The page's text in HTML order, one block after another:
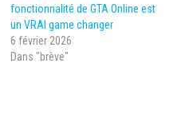
fonctionnalité de GTA Online est
un VRAI game changer
6 février 2026
Dans "brève"